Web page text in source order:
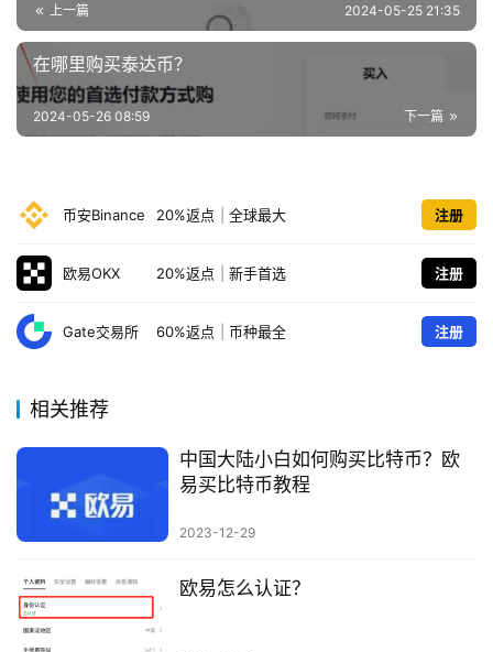
上一篇 2024-05-25 21:35
在哪里购买泰达币？
下一篇
2024-05-26 08:59
币安Binance 20%返点 全球最大 注册
欧易OKX 20%返点 新手首选 注册
Gate交易所 60%返点 币种最全 注册
相关推荐
中国大陆小白如何购买比特币？欧
易买比特币教程
2023-12-29
欧易怎么认证？